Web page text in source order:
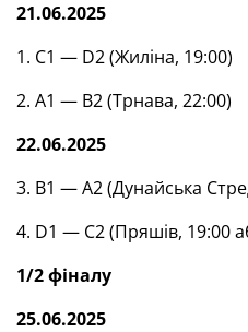
21.06.2025
1. С1 — D2 (Жиліна, 19:00)
2. А1 — В2 (Трнава, 22:00)
22.06.2025
3. В1 — А2 (Дунайська
4. D1 — С2 (Пряшів, 19:00
1/2 фіналу
25.06.2025